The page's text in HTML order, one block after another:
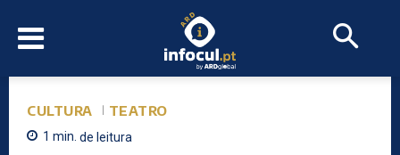
CULTURA TEATRO
1 min. de leitura